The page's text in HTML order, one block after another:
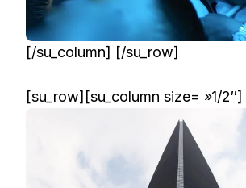
[/su_column] [/su_row]
[su_row][su_column size= »1/2″]